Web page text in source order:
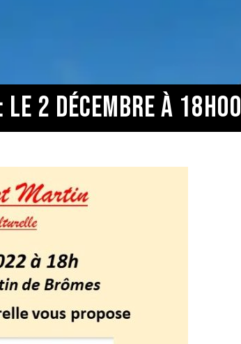
LE 2 DÉCEMBRE À 18H00